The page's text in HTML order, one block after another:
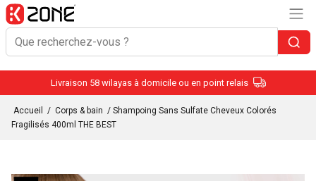
Livraison 58 wilayas à domicile ou en point relais
Accueil / Corps & bain / Shampoing Sans Sulfate Cheveux Colorés
Fragilisés 400ml THE BEST